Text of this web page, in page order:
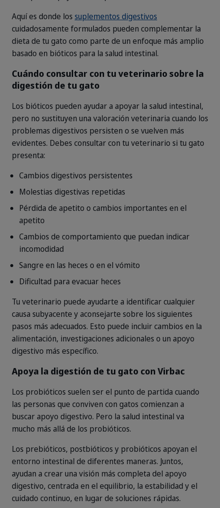
Aquí es donde los suplementos digestivos
cuidadosamente formulados pueden complementar la
dieta de tu gato como parte de un enfoque más amplio
basado en bióticos para la salud intestinal.
Cuándo consultar con tu veterinario sobre la
digestión de tu gato
Los bióticos pueden ayudar a apoyar la salud intestinal,
pero no sustituyen una valoración veterinaria cuando los
problemas digestivos persisten o se vuelven más
evidentes. Debes consultar con tu veterinario si tu gato
presenta:
Cambios digestivos persistentes
Molestias digestivas repetidas
Pérdida de apetito o cambios importantes en el
apetito
Cambios de comportamiento que puedan indicar
incomodidad
Sangre en las heces o en el vómito
Dificultad para evacuar heces
Tu veterinario puede ayudarte a identificar cualquier
causa subyacente y aconsejarte sobre los siguientes
pasos más adecuados. Esto puede incluir cambios en la
alimentación, investigaciones adicionales o un apoyo
digestivo más específico.
Apoya la digestión de tu gato con Virbac
Los probióticos suelen ser el punto de partida cuando
las personas que conviven con gatos comienzan a
buscar apoyo digestivo. Pero la salud intestinal va
mucho más allá de los probióticos.
Los prebióticos, postbióticos y probióticos apoyan el
entorno intestinal de diferentes maneras. Juntos,
ayudan a crear una visión más completa del apoyo
digestivo, centrada en el equilibrio, la estabilidad y el
cuidado continuo, en lugar de soluciones rápidas.